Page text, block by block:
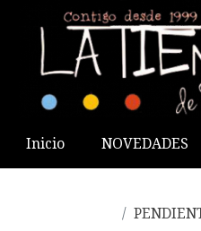
Inicio NOVEDADES